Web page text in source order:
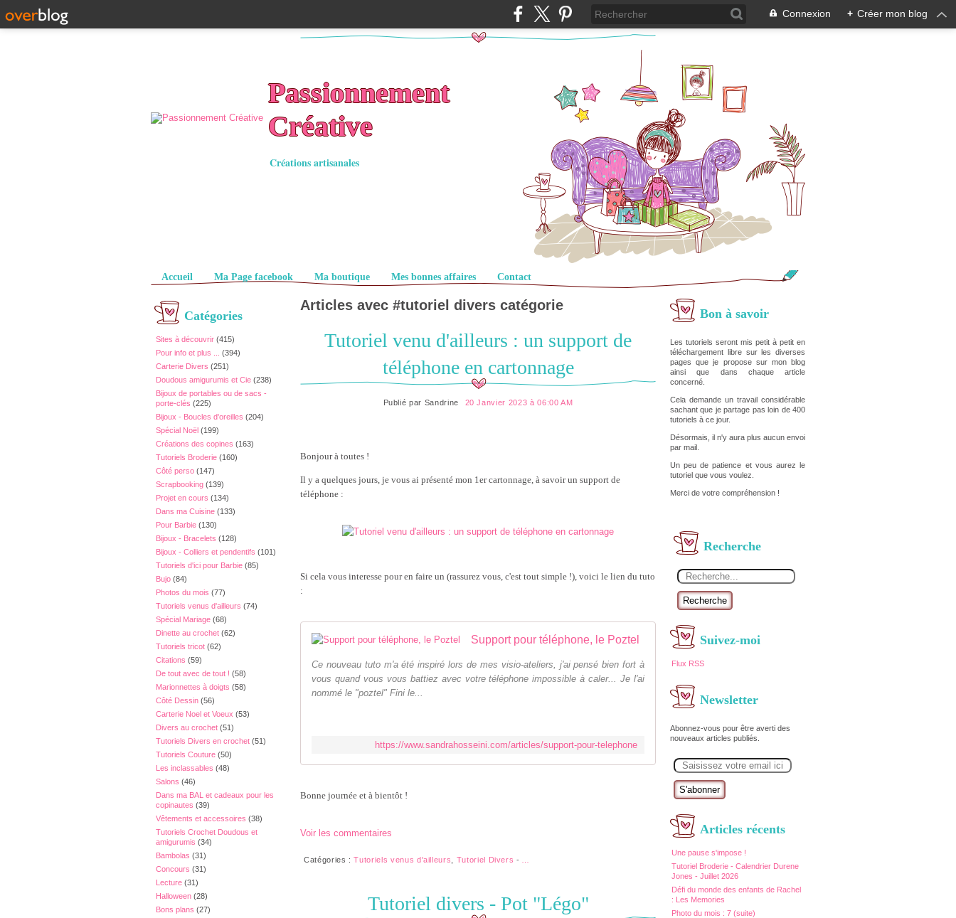
Connexion + Créer mon blog
Passionnement
Créative
Créations artisanales
Pages
Accueil Ma Page facebook Ma boutique Mes bonnes affaires Contact
Catégories
Sites à découvrir (415)
Pour info et plus ...
(394)
Carterie Divers (251)
Doudous amigurumis et Cie (238)
Bijoux de portables ou de sacs -
porte-clés (225)
Bijoux - Boucles d'oreilles (204)
Spécial Noël (199)
Créations des copines (163)
Tutoriels Broderie (160)
Côté perso (147)
Scrapbooking (139)
Projet en cours (134)
Dans ma Cuisine (133)
Pour Barbie (130)
Bijoux - Bracelets (128)
Bijoux - Colliers et pendentifs (101)
Tutoriels d'ici pour Barbie (85)
Bujo (84)
Photos du mois (77)
Tutoriels venus d'ailleurs (74)
Spécial Mariage (68)
Dinette au crochet (62)
Tutoriels tricot (62)
Citations (59)
De tout avec de tout ! (58)
Marionnettes à doigts (58)
Côté Dessin (56)
Carterie Noel et Voeux (53)
Divers au crochet (51)
Tutoriels Divers en crochet (51)
Tutoriels Couture (50)
Les inclassables (48)
Salons (46)
Dans ma BAL et cadeaux pour les
copinautes (39)
Vêtements et accessoires (38)
Tutoriels Crochet Doudous et
amigurumis (34)
Bambolas (31)
Concours (31)
Lecture (31)
Halloween (28)
Bons plans (27)
Bon à savoir
Les tutoriels seront mis petit à petit en
téléchargement libre sur les diverses
pages que je propose sur mon blog
ainsi que dans chaque article
concerné.
Cela demande un travail considérable
sachant que je partage pas loin de 400
tutoriels à ce jour.
Désormais, il n'y aura plus aucun envoi
par mail.
Un peu de patience et vous aurez le
tutoriel que vous voulez.
Merci de votre compréhension !
Recherche
Recherche
Suivez-moi
Flux RSS
Newsletter
Abonnez-vous pour être averti des
nouveaux articles publiés.
m
Articles récents
Une pause s'impose !
Tutoriel Broderie - Calendrier Durene
Jones - Juillet 2026
Défi du monde des enfants de Rachel
: Les Memories
Photo du mois : 7 (suite)
Articles avec #tutoriel divers catégorie
Tutoriel venu d'ailleurs : un support de
téléphone en cartonnage
Publié par Sandrine 20 Janvier 2023 à 06:00 AM
Bonjour à toutes !
Il y a quelques jours, je vous ai présenté mon 1er cartonnage, à savoir un support de
téléphone :
Si cela vous interesse pour en faire un (rassurez vous, c'est tout simple !), voici le lien du tuto
:
Support pour téléphone, le Poztel
Ce nouveau tuto m'a été inspiré lors de mes visio-ateliers, j'ai pensé bien fort à
vous quand vous vous battiez avec votre téléphone impossible à caler... Je l'ai
nommé le "poztel" Fini le...
https://www.sandrahosseini.com/articles/support-pour-telephone
Bonne journée et à bientôt !
Voir les commentaires
Catégories :Tutoriels venus d'ailleurs Tutoriel Divers -
Tutoriel divers - Pot "Légo"